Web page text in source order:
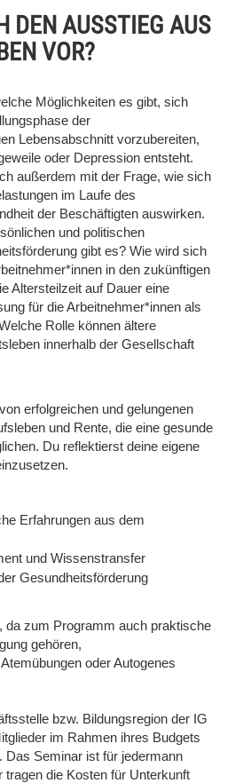
DEN AUSSTIEG AUS
VOR?
Möglichkeiten es gibt, sich
der
Lebensabschnitt vorzubereiten,
oder Depression entsteht.
außerdem mit der Frage, wie sich
im Laufe des
der Beschäftigten auswirken.
und politischen
gibt es? Wie wird sich
in den zukünftigen
Altersteilzeit auf Dauer eine
für die Arbeitnehmer*innen als
Rolle können ältere
innerhalb der Gesellschaft
erfolgreichen und gelungenen
und Rente, die eine gesunde
Du reflektierst deine eigene
Erfahrungen aus dem
und Wissenstransfer
Gesundheitsförderung
da zum Programm auch praktische
gehören,
oder Autogenes
bzw. Bildungsregion der IG
im Rahmen ihres Budgets
Das Seminar ist für jedermann
die Kosten für Unterkunft